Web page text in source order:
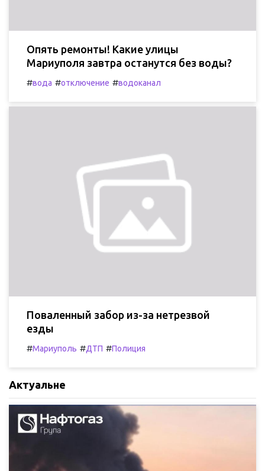
Опять ремонты! Какие улицы
Мариуполя завтра останутся без воды?
#вода #отключение #водоканал
Поваленный забор из-за нетрезвой
езды
#Мариуполь #ДТП #Полиция
Актуальне